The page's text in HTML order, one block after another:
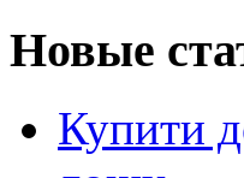
Новые
Купити